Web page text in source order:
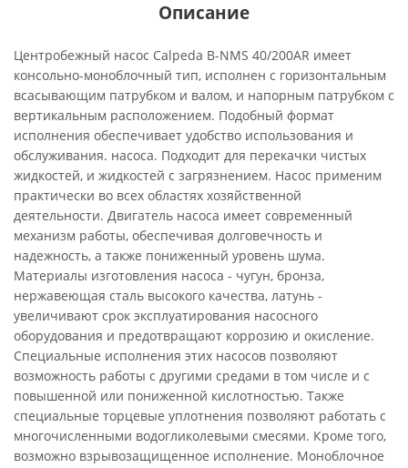
Описание
Центробежный насос Calpeda B-NMS 40/200AR имеет
консольно-моноблочный тип, исполнен с горизонтальным
всасывающим патрубком и валом, и напорным патрубком с
вертикальным расположением. Подобный формат
исполнения обеспечивает удобство использования и
обслуживания. насоса. Подходит для перекачки чистых
жидкостей, и жидкостей с загрязнением. Насос применим
практически во всех областях хозяйственной
деятельности. Двигатель насоса имеет современный
механизм работы, обеспечивая долговечность и
надежность, а также пониженный уровень шума.
Материалы изготовления насоса - чугун, бронза,
нержавеющая сталь высокого качества, латунь -
увеличивают срок эксплуатирования насосного
оборудования и предотвращают коррозию и окисление.
Специальные исполнения этих насосов позволяют
возможность работы с другими средами в том числе и с
повышенной или пониженной кислотностью. Также
специальные торцевые уплотнения позволяют работать с
многочисленными водогликолевыми смесями. Кроме того,
возможно взрывозащищенное исполнение. Моноблочное